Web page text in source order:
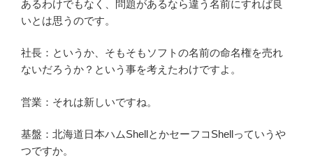
あるわけでもなく、問題があるなら違う名前にすれば良
いとは思うのです。
社長：というか、そもそもソフトの名前の命名権を売れ
ないだろうか？という事を考えたわけですよ。
営業：それは新しいですね。
基盤：北海道日本ハムShellとかセーフコShellっていうや
つですか。